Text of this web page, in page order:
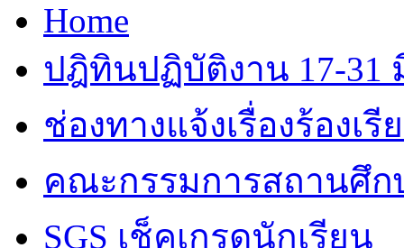
Home
ปฎิทินปฏิบัติงาน 17-31
ช่องทางแจ้งเรื่องร้องเ
คณะกรรมการสถานศึก
SGS เช็คเกรดนักเรียน